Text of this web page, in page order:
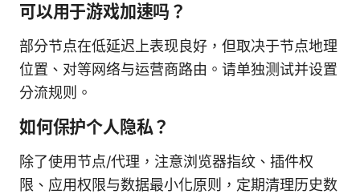
可以用于游戏加速吗？
部分节点在低延迟上表现良好，但取决于节点地理
位置、对等网络与运营商路由。请单独测试并设置
分流规则。
如何保护个人隐私？
除了使用节点/代理，注意浏览器指纹、插件权
限、应用权限与数据最小化原则，定期清理历史数